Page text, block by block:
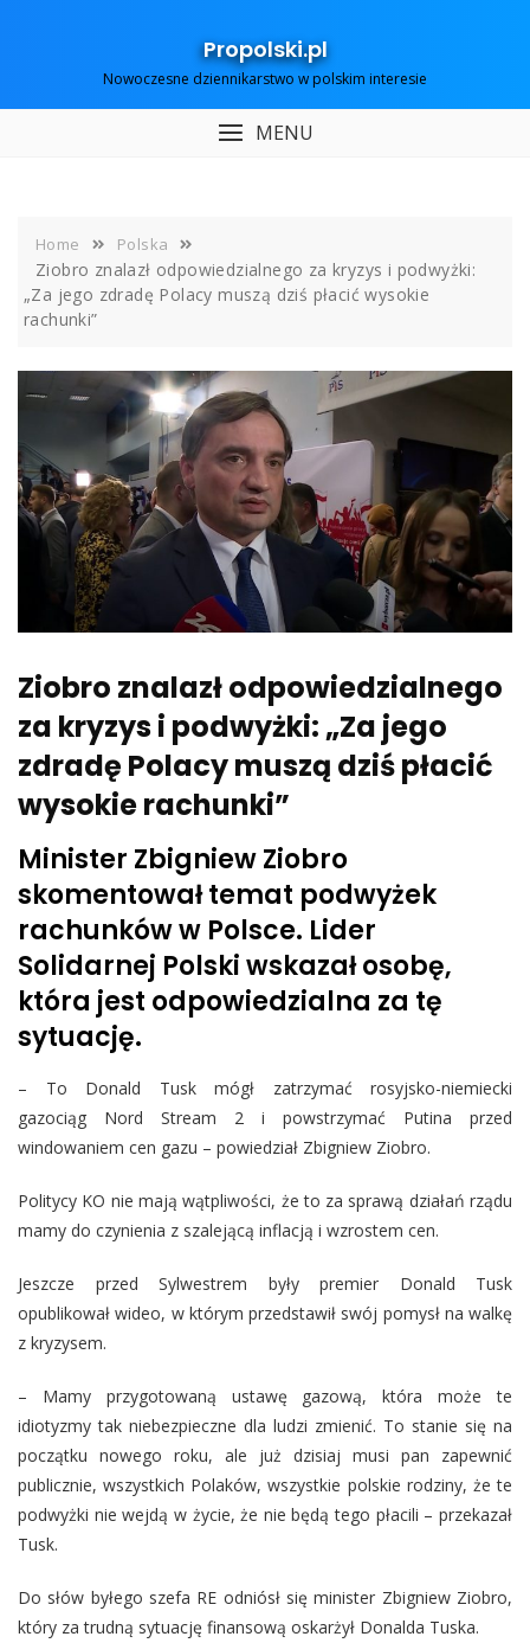
Propolski.pl
Nowoczesne dziennikarstwo w polskim interesie
MENU
Home Polska
Ziobro znalazł odpowiedzialnego za kryzys i podwyżki:
„Za jego zdradę Polacy muszą dziś płacić wysokie
rachunki”
Ziobro znalazł odpowiedzialnego
za kryzys i podwyżki: „Za jego
zdradę Polacy muszą dziś płacić
wysokie rachunki”
Minister Zbigniew Ziobro
skomentował temat podwyżek
rachunków w Polsce. Lider
Solidarnej Polski wskazał osobę,
która jest odpowiedzialna za tę
sytuację.
– To Donald Tusk mógł zatrzymać rosyjsko-niemiecki
gazociąg Nord Stream 2 i powstrzymać Putina przed
windowaniem cen gazu – powiedział Zbigniew Ziobro.
Politycy KO nie mają wątpliwości, że to za sprawą działań rządu
mamy do czynienia z szalejącą inflacją i wzrostem cen.
Jeszcze przed Sylwestrem były premier Donald Tusk
opublikował wideo, w którym przedstawił swój pomysł na walkę
z kryzysem.
– Mamy przygotowaną ustawę gazową, która może te
idiotyzmy tak niebezpieczne dla ludzi zmienić. To stanie się na
początku nowego roku, ale już dzisiaj musi pan zapewnić
publicznie, wszystkich Polaków, wszystkie polskie rodziny, że te
podwyżki nie wejdą w życie, że nie będą tego płacili – przekazał
Tusk.
Do słów byłego szefa RE odniósł się minister Zbigniew Ziobro,
który za trudną sytuację finansową oskarżył Donalda Tuska.